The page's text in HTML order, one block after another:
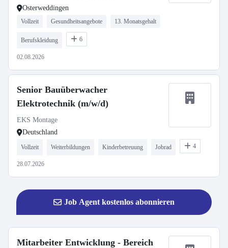
Osterweddingen
Vollzeit Gesundheitsangebote 13. Monatsgehalt
Berufskleidung 6
02.08.2026
Senior Bauüberwacher
Elektrotechnik (m/w/d)
EKS Montage
Deutschland
Vollzeit Weiterbildungen Kinderbetreuung Jobrad 4
28.07.2026
Job Agent kostenlos abonnieren
Mitarbeiter Entwicklung - Bereich